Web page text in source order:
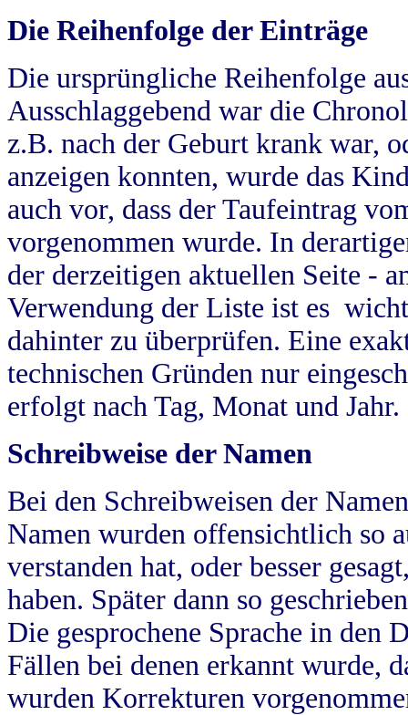
Die Reihenfolge der Einträge
Die ursprüngliche Reihenfolge
Ausschlaggebend war die
z.B. nach der Geburt krank war,
anzeigen konnten, wurde das
auch vor, dass der Taufeintrag
vorgenommen wurde. In
der derzeitigen aktuellen Seite -
Verwendung der Liste ist es
dahinter zu überprüfen. Eine
technischen Gründen nur
erfolgt nach Tag, Monat und Jahr.
Schreibweise der Namen
Bei den Schreibweisen der
Namen wurden offensichtlich so
verstanden hat, oder besser
haben. Später dann so
Die gesprochene Sprache in
Fällen bei denen erkannt wurde,
wurden Korrekturen